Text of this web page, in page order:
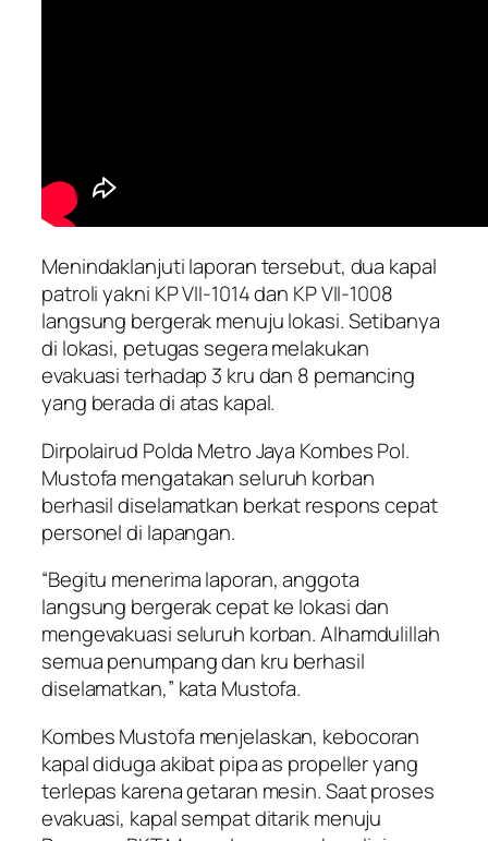
Menindaklanjuti laporan tersebut, dua kapal
patroli yakni KP VII-1014 dan KP VII-1008
langsung bergerak menuju lokasi. Setibanya
di lokasi, petugas segera melakukan
evakuasi terhadap 3 kru dan 8 pemancing
yang berada di atas kapal.
Dirpolairud Polda Metro Jaya Kombes Pol.
Mustofa mengatakan seluruh korban
berhasil diselamatkan berkat respons cepat
personel di lapangan.
“Begitu menerima laporan, anggota
langsung bergerak cepat ke lokasi dan
mengevakuasi seluruh korban. Alhamdulillah
semua penumpang dan kru berhasil
diselamatkan,” kata Mustofa.
Kombes Mustofa menjelaskan, kebocoran
kapal diduga akibat pipa as propeller yang
terlepas karena getaran mesin. Saat proses
evakuasi, kapal sempat ditarik menuju